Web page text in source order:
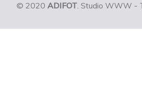
© 2020 ADIFOT. Studio WWW -